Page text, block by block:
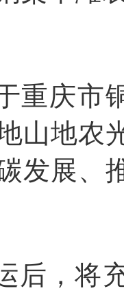
重庆市
山地农
发展、
后，将